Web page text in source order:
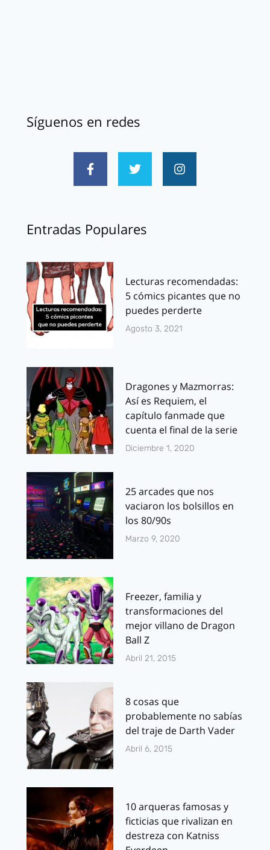
Síguenos en redes
Entradas Populares
Lecturas recomendadas:
5 cómics picantes que no
puedes perderte
Agosto 3, 2021
Dragones y Mazmorras:
Así es Requiem, el
capítulo fanmade que
cuenta el final de la serie
Diciembre 1, 2020
25 arcades que nos
vaciaron los bolsillos en
los 80/90s
Marzo 9, 2020
Freezer, familia y
transformaciones del
mejor villano de Dragon
Ball Z
Abril 21, 2015
8 cosas que
probablemente no sabías
del traje de Darth Vader
Abril 6, 2015
10 arqueras famosas y
ficticias que rivalizan en
destreza con Katniss